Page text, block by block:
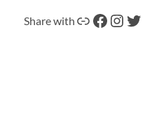
Share with Tautan Facebook Instagram Twitter